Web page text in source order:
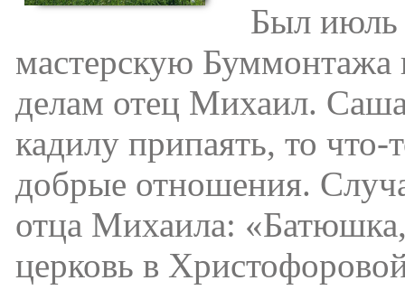
Был июль
мастерскую Буммонтажа
делам отец Михаил.
кадилу припаять, то
добрые отношения.
отца Михаила:
церковь в